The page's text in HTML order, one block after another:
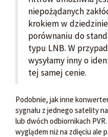
niepożądanych
krokiem w
porównaniu do
typu LNB. W
wysyłamy inny o
tej samej cenie.
Podobnie, jak inne
sygnału z jednego satelity
lub dwóch odbiornikach
wyglądem niż na zdięciu ale